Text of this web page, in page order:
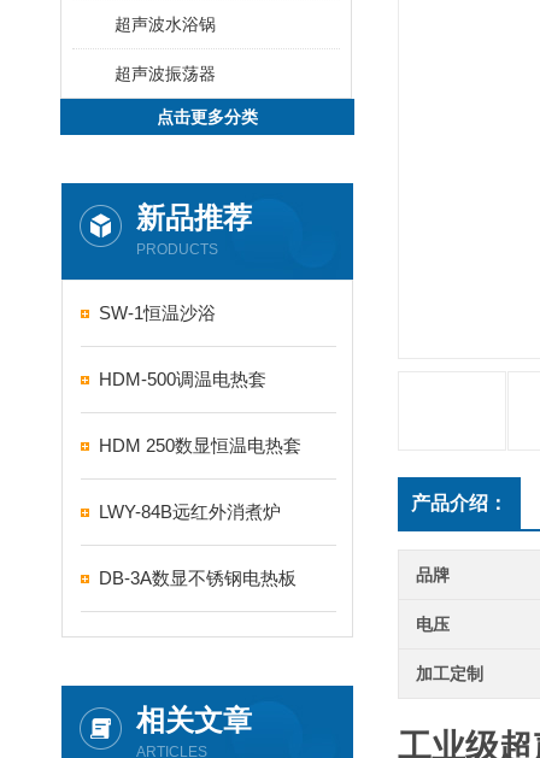
超声波水浴锅
超声波振荡器
点击更多分类
新品推荐
PRODUCTS
SW-1恒温沙浴
HDM-500调温电热套
HDM 250数显恒温电热套
LWY-84B远红外消煮炉
DB-3A数显不锈钢电热板
相关文章
ARTICLES
产品介绍：
品牌
电压
加工定制
工业级